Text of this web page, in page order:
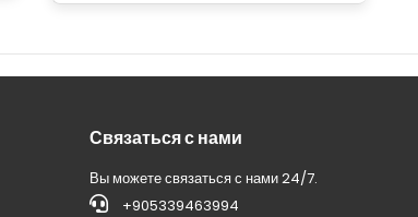
Связаться с нами
Вы можете связаться с нами 24/7.
+905339463994